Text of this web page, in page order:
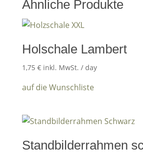
Ähnliche Produkte
Holschale Lambert
1,75 € inkl. MwSt. / day
auf die Wunschliste
Standbilderrahmen